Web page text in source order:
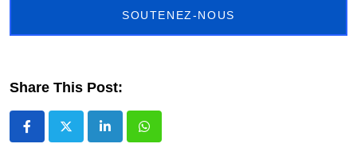
SOUTENEZ-NOUS
Share This Post:
LinkedInWhatsapp